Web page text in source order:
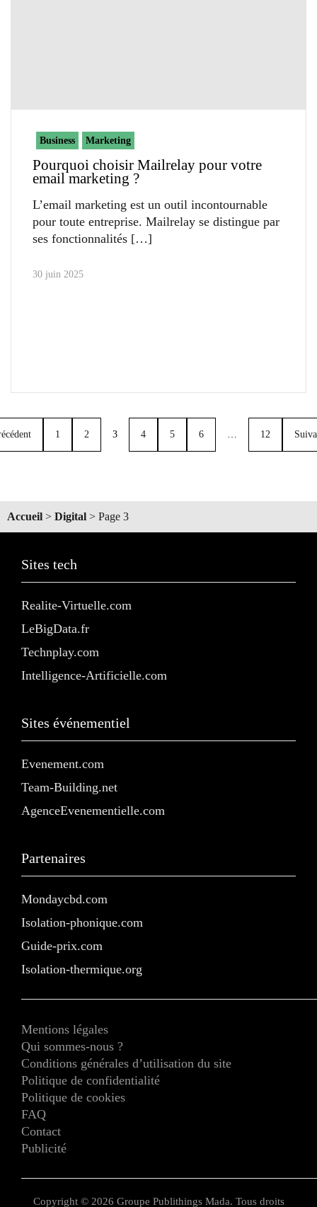
Business Marketing
Pourquoi choisir Mailrelay pour votre
email marketing ?
L’email marketing est un outil incontournable
pour toute entreprise. Mailrelay se distingue par
ses fonctionnalités
30 juin 2025
1 2 3 4 5 6 12
Accueil > Digital > Page 3
Sites tech
Realite-Virtuelle.com
LeBigData.fr
Technplay.com
Intelligence-Artificielle.com
Sites événementiel
Evenement.com
Team-Building.net
AgenceEvenementielle.com
Partenaires
Mondaycbd.com
Isolation-phonique.com
Guide-prix.com
Isolation-thermique.org
Mentions légales
Qui sommes-nous ?
Conditions générales d’utilisation du site
Politique de confidentialité
Politique de cookies
FAQ
Contact
Publicité
Copyright © 2026 Groupe Publithings Mada. Tous droits